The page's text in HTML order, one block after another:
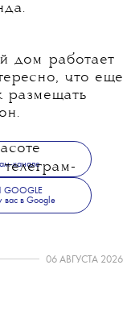
дом работает
что еще
размещать
канале
вас в Google
06 АВГУСТА 2026